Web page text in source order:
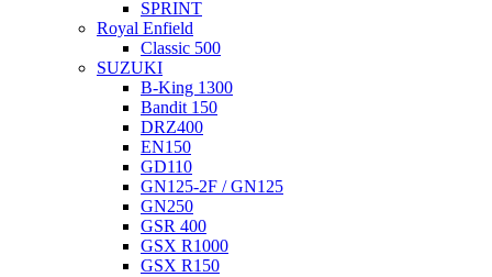
SPRINT
Royal Enfield
Classic 500
SUZUKI
B-King 1300
Bandit 150
DRZ400
EN150
GD110
GN125-2F / GN125
GN250
GSR 400
GSX R1000
GSX R150